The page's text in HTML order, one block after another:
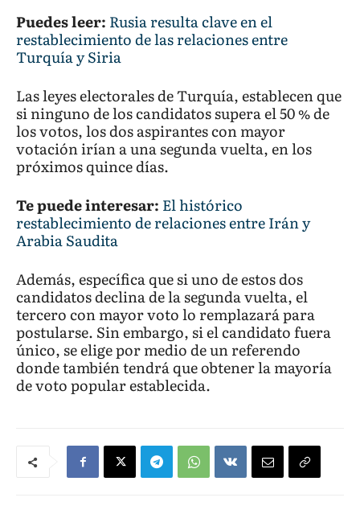
Puedes leer: Rusia resulta clave en el
restablecimiento de las relaciones entre
Turquía y Siria
Las leyes electorales de Turquía, establecen que
si ninguno de los candidatos supera el 50 % de
los votos, los dos aspirantes con mayor
votación irían a una segunda vuelta, en los
próximos quince días.
Te puede interesar: El histórico
restablecimiento de relaciones entre Irán y
Arabia Saudita
Además, específica que si uno de estos dos
candidatos declina de la segunda vuelta, el
tercero con mayor voto lo remplazará para
postularse. Sin embargo, si el candidato fuera
único, se elige por medio de un referendo
donde también tendrá que obtener la mayoría
de voto popular establecida.